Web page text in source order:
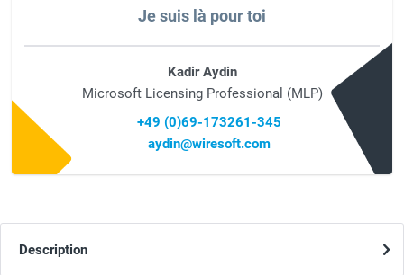
Je suis là pour toi
Kadir Aydin
Microsoft Licensing Professional (MLP)
+49 (0)69-173261-345
aydin@wiresoft.com
Description